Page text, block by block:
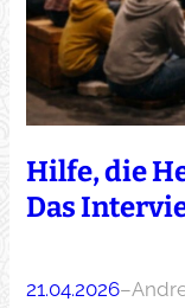
Hilfe, die
Das
21.04.2026–